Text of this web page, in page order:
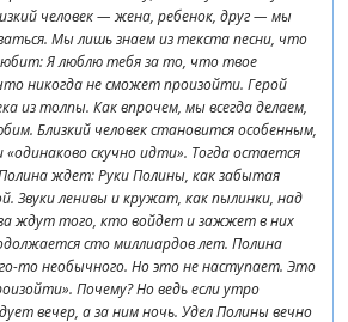
человек — жена, ребенок, друг — мы
Мы лишь знаем из текста песни, что
Я люблю тебя за то, что твое
никогда не сможет произойти. Герой
из толпы. Как впрочем, мы всегда делаем,
Близкий человек становится особенным,
скучно идти». Тогда остается
ждет: Руки Полины, как забытая
Звуки ленивы и кружат, как пылинки, над
ждут того, кто войдет и зажжет в них
сто миллиардов лет. Полина
то необычного. Но это не наступает. Это
Почему? Но ведь если утро
вечер, а за ним ночь. Удел Полины вечно